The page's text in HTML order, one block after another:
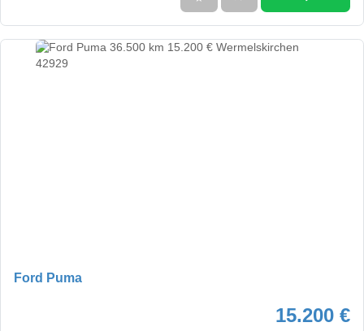
Ford Puma
15.200 €